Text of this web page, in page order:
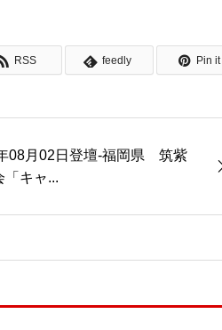
RSS feedly Pin it
08月02日登壇-福岡県 筑紫
「キャ...